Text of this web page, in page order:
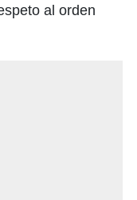
al orden